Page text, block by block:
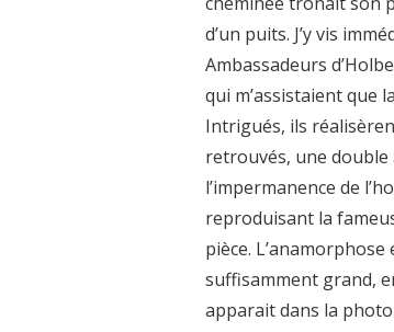
d’un puits. J’y vis
Ambassadeurs
qui m’assistaient que
Intrigués, ils
retrouvés, une double
l’impermanence de
reproduisant la
pièce.
suffisamment grand,
apparait dans la